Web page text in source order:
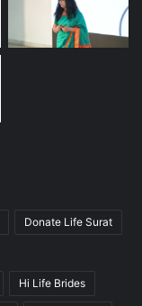
Donate Life Surat
Hi Life Brides